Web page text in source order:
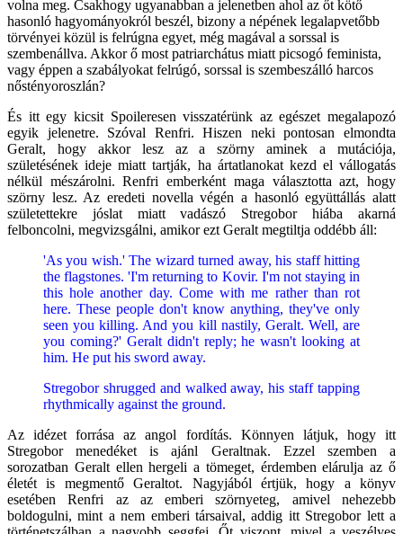
volna meg. Csakhogy ugyanabban a jelenetben ahol az őt kötő
hasonló hagyományokról beszél, bizony a népének legalapvetőbb
törvényei közül is felrúgna egyet, még magával a sorssal is
szembenállva. Akkor ő most patriarchátus miatt picsogó feminista,
vagy éppen a szabályokat felrúgó, sorssal is szembeszálló harcos
nőstényoroszlán?
És itt egy kicsit Spoileresen visszatérünk az egészet megalapozó
egyik jelenetre. Szóval Renfri. Hiszen neki pontosan elmondta
Geralt, hogy akkor lesz az a szörny aminek a mutációja,
születésének ideje miatt tartják, ha ártatlanokat kezd el vállogatás
nélkül mészárolni. Renfri emberként maga választotta azt, hogy
szörny lesz. Az eredeti novella végén a hasonló együttállás alatt
születettekre jóslat miatt vadászó Stregobor hiába akarná
felboncolni, megvizsgálni, amikor ezt Geralt megtiltja oddébb áll:
'As you wish.' The wizard turned away, his staff hitting
the flagstones. 'I'm returning to Kovir. I'm not staying in
this hole another day. Come with me rather than rot
here. These people don't know anything, they've only
seen you killing. And you kill nastily, Geralt. Well, are
you coming?' Geralt didn't reply; he wasn't looking at
him. He put his sword away.
Stregobor shrugged and walked away, his staff tapping
rhythmically against the ground.
Az idézet forrása az angol fordítás. Könnyen látjuk, hogy itt
Stregobor menedéket is ajánl Geraltnak. Ezzel szemben a
sorozatban Geralt ellen hergeli a tömeget, érdemben elárulja az ő
életét is megmentő Geraltot. Nagyjából értjük, hogy a könyv
esetében Renfri az az emberi szörnyeteg, amivel nehezebb
boldogulni, mint a nem emberi társaival, addig itt Stregobor lett a